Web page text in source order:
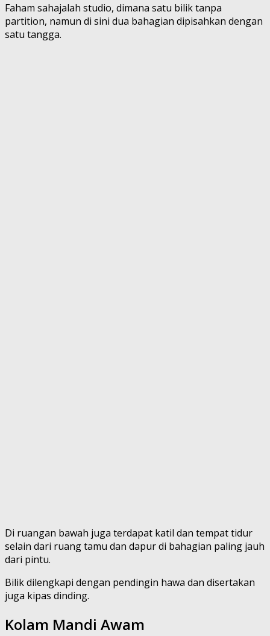
Faham sahajalah studio, dimana satu bilik tanpa
partition, namun di sini dua bahagian dipisahkan dengan
satu tangga.
Di ruangan bawah juga terdapat katil dan tempat tidur
selain dari ruang tamu dan dapur di bahagian paling jauh
dari pintu.
Bilik dilengkapi dengan pendingin hawa dan disertakan
juga kipas dinding.
Kolam Mandi Awam